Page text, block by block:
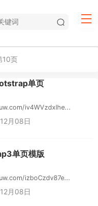
10页
单页
iv4WVzdxlhe...
月08日
单页模版
izboCzdv87e...
月08日